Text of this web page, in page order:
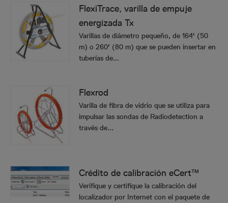
FlexiTrace, varilla de empuje
energizada Tx
Varillas de diámetro pequeño, de 164' (50
m) o 260' (80 m) que se pueden insertar en
tuberías de...
Flexrod
Varilla de fibra de vidrio que se utiliza para
impulsar las sondas de Radiodetection a
través de...
Crédito de calibración eCert™
Verifique y certifique la calibración del
localizador por Internet con el paquete de